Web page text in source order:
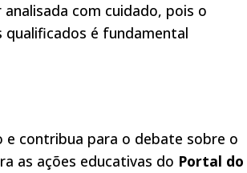
com cuidado, pois o
é fundamental
contribua para o debate sobre o
as ações educativas do Portal do